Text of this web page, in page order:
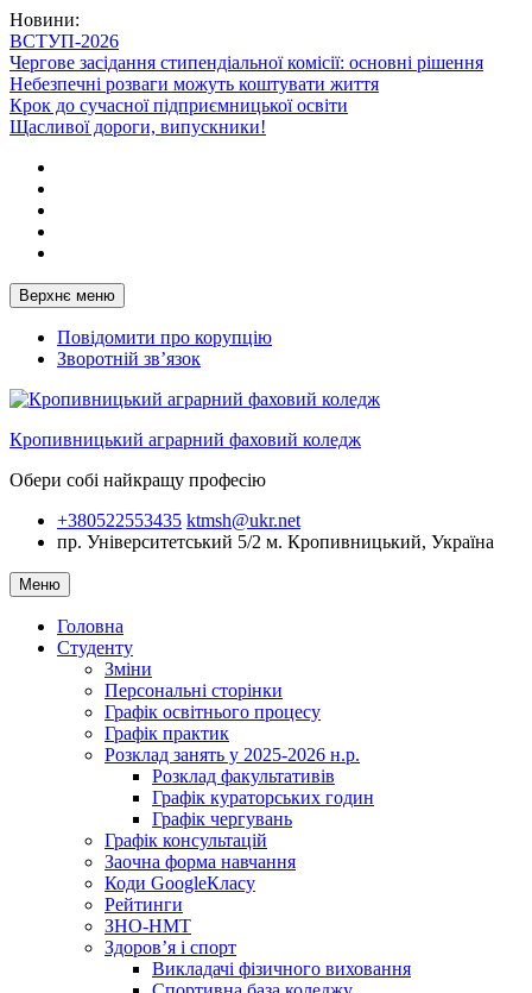
Перейти
до
вмісту
Новини:
ВСТУП-2026
Чергове засідання стипендіальної комісії: основні рішення
Небезпечні розваги можуть коштувати життя
Крок до сучасної підприємницької освіти
Щасливої дороги, випускники!
Верхнє меню
Повідомити про корупцію
Зворотній зв’язок
Кропивницький аграрний фаховий коледж
Обери собі найкращу професію
+380522553435 ktmsh@ukr.net
пр. Університетський 5/2 м. Кропивницький, Україна
Меню
Головна
Студенту
Зміни
Персональні сторінки
Графік освітнього процесу
Графік практик
Розклад занять у 2025-2026 н.р.
Розклад факультативів
Графік кураторських годин
Графік чергувань
Графік консультацій
Заочна форма навчання
Коди GoogleКласу
Рейтинги
ЗНО-НМТ
Здоров’я і спорт
Викладачі фізичного виховання